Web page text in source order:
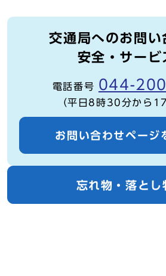
交通局へのお問
安全・サービ
電話番号 044-
（平日8時30分から
お問い合わせページ
忘れ物・落とし